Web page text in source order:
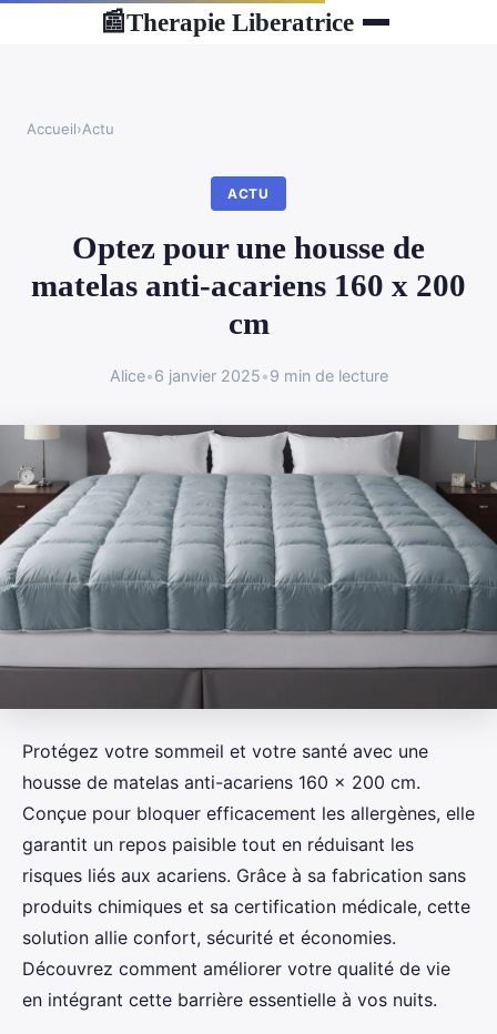
📰Therapie Liberatrice
Accueil›Actu
ACTU
Optez pour une housse de
matelas anti-acariens 160 x 200
cm
Alice•6 janvier 2025•9 min de lecture
Protégez votre sommeil et votre santé avec une
housse de matelas anti-acariens 160 x 200 cm.
Conçue pour bloquer efficacement les allergènes, elle
garantit un repos paisible tout en réduisant les
risques liés aux acariens. Grâce à sa fabrication sans
produits chimiques et sa certification médicale, cette
solution allie confort, sécurité et économies.
Découvrez comment améliorer votre qualité de vie
en intégrant cette barrière essentielle à vos nuits.